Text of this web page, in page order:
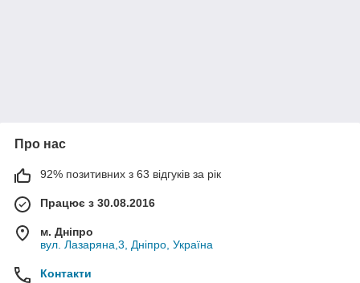
Про нас
92% позитивних з 63 відгуків за рік
Працює з 30.08.2016
м. Дніпро
вул. Лазаряна,3, Дніпро, Україна
Контакти